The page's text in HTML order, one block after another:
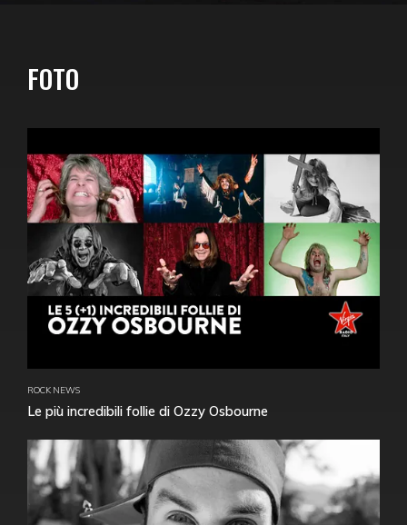
FOTO
ROCK NEWS
Le più incredibili follie di Ozzy Osbourne